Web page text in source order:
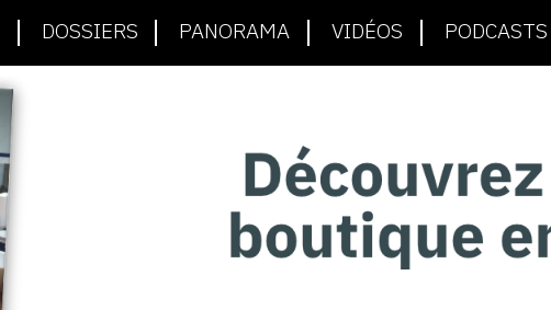
DOSSIERS PANORAMA VIDÉOS PODCASTS